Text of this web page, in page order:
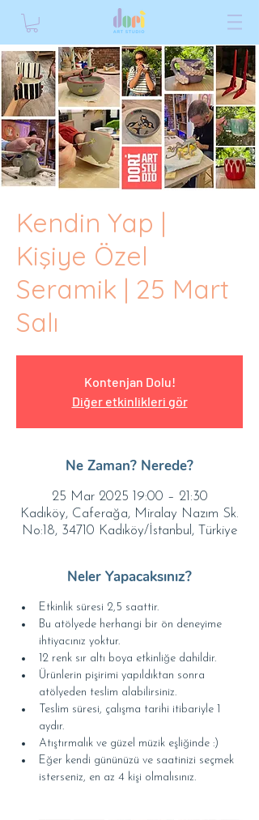
Kendin Yap |
Kişiye Özel
Seramik | 25 Mart
Salı
Kontenjan Dolu!
Diğer etkinlikleri gör
Ne Zaman? Nerede?
25 Mar 2025 19:00 – 21:30
Kadıköy, Caferağa, Miralay Nazım Sk.
No:18, 34710 Kadıköy/İstanbul, Türkiye
Neler Yapacaksınız?
Etkinlik süresi 2,5 saattir.
Bu atölyede herhangi bir ön deneyime
ihtiyacınız yoktur.
12 renk sır altı boya etkinliğe dahildir.
Ürünlerin pişirimi yapıldıktan sonra
atölyeden teslim alabilirsiniz.
Teslim süresi, çalışma tarihi itibariyle 1
aydır.
Atıştırmalık ve güzel müzik eşliğinde :)
Eğer kendi gününüzü ve saatinizi seçmek
isterseniz, en az 4 kişi olmalısınız.